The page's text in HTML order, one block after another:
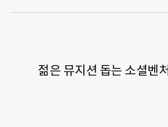
젊은 뮤지션 돕는 소셜벤